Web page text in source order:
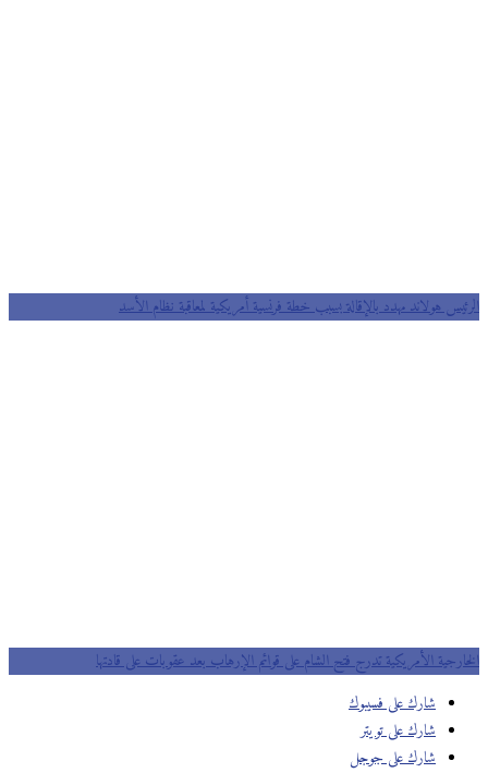
الرئيس هولاند مهدد بالإقالة بسبب خطة فرنسية أمريكية لمعاقبة نظام الأسد
الخارجية الأمريكية تدرج فتح الشام على قوائم الإرهاب بعد عقوبات على قادتها
شارك على فسيبوك
شارك على تويتر
شارك على جوجل